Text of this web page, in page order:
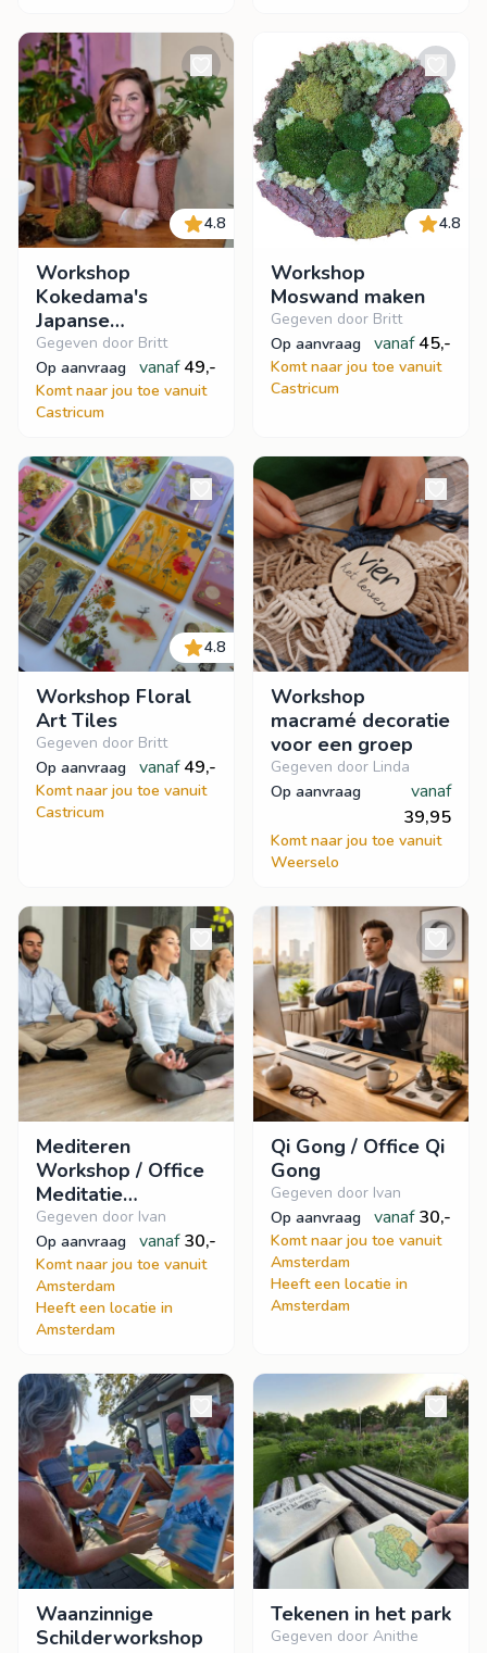
4.8
Workshop
Kokedama's
Japanse
plantenkunst
Gegeven door Britt
op aanvraag
vanaf 49,-
Komt naar jou toe vanuit
Castricum
4.8
Workshop
Moswand maken
Gegeven door Britt
op aanvraag
vanaf 45,-
Komt naar jou toe vanuit
Castricum
4.8
Workshop Floral
Art Tiles
Gegeven door Britt
op aanvraag
vanaf 49,-
Komt naar jou toe vanuit
Castricum
Workshop
macramé decoratie
voor een groep
Gegeven door Linda
op aanvraag
vanaf
39,95
Komt naar jou toe vanuit
Weerselo
Mediteren
Workshop / Office
Meditatie
Workshop
Gegeven door Ivan
op aanvraag
vanaf 30,-
Komt naar jou toe vanuit
Amsterdam
Heeft een locatie in
Amsterdam
Qi Gong / Office Qi
Gong
Gegeven door Ivan
op aanvraag
vanaf 30,-
Komt naar jou toe vanuit
Amsterdam
Heeft een locatie in
Amsterdam
Waanzinnige
Schilderworkshop
Tekenen in het park
Gegeven door Anithe